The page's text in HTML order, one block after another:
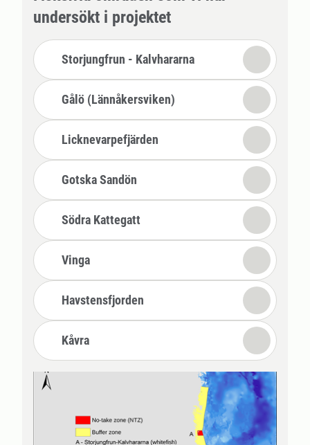
undersökt i projektet
Storjungfrun - Kalvhararna
Gålö (Lännåkersviken)
Licknevarpefjärden
Gotska Sandön
Södra Kattegatt
Vinga
Havstensfjorden
Kåvra